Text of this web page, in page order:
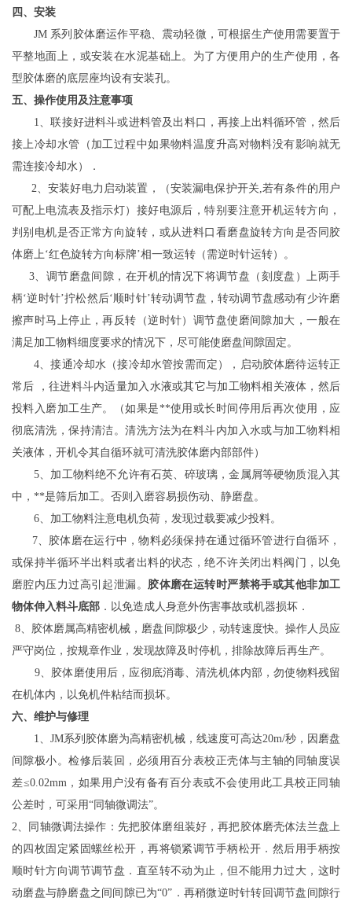
四、安装
JM 系列胶体磨运作平稳、震动轻微，可根据生产使用需要置于
平整地面上，或安装在水泥基础上。为了方便用户的生产使用，各
型胶体磨的底层座均设有安装孔。
五、操作使用及注意事项
1、联接好进料斗或进料管及出料口，再接上出料循环管，然后
接上冷却水管（加工过程中如果物料温度升高对物料没有影响就无
需连接冷却水）．
2、安装好电力启动装置，（安装漏电保护开关,若有条件的用户
可配上电流表及指示灯）接好电源后，特别要注意开机运转方向，
判别电机是否正常方向旋转，或从进料口看磨盘旋转方向是否同胶
体磨上‘红色旋转方向标牌’相一致运转（需逆时针运转）。
3、调节磨盘间隙，在开机的情况下将调节盘（刻度盘）上两手
柄‘逆时针’拧松然后‘顺时针’转动调节盘，转动调节盘感动有少许磨
擦声时马上停止，再反转（逆时针）调节盘使磨间隙加大，一般在
满足加工物料细度要求的情况下，尽可能使磨盘间隙固定。
4、接通冷却水（接冷却水管按需而定），启动胶体磨待运转正
常后 ，往进料斗内适量加入水液或其它与加工物料相关液体，然后
投料入磨加工生产。（如果是**使用或长时间停用后再次使用，应
彻底清洗，保持清洁。清洗方法为在料斗内加入水或与加工物料相
关液体，开机令其自循环就可清洗胶体磨内部部件）
5、加工物料绝不允许有石英、碎玻璃，金属屑等硬物质混入其
中，**是筛后加工。否则入磨容易损伤动、静磨盘。
6、加工物料注意电机负荷，发现过载要减少投料。
7、胶体磨在运行中，物料必须保持在通过循环管进行自循环，
或保持半循环半出料或者出料的状态，绝不许关闭出料阀门，以免
磨腔内压力过高引起泄漏。 胶体磨在运转时严禁将手或其他非加工
物体伸入料斗底部 ．以免造成人身意外伤害事故或机器损坏．
8、胶体磨属高精密机械，磨盘间隙极少，动转速度快。操作人员应
严守岗位，按规章作业，发现故障及时停机，排除故障后再生产。
9、胶体磨使用后，应彻底消毒、清洗机体内部，勿使物料残留
在机体内，以免机件粘结而损坏。
六、维护与修理
1、JM系列胶体磨为高精密机械，线速度可高达20m/秒，因磨盘
间隙极小。检修后装回，必须用百分表校正壳体与主轴的同轴度误
差≤0.02mm，如果用户没有备有百分表或不会使用此工具校正同轴
公差时，可采用“同轴微调法”。
2、同轴微调法操作：先把胶体磨组装好，再把胶体磨壳体法兰盘上
的四枚固定紧固螺丝松开，再将锁紧调节手柄松开．然后用手柄按
顺时针方向调节调节盘．直至转不动为止，但不能用力过大，这时
动磨盘与静磨盘之间间隙已为“0”．再稍微逆时针转回调节盘间隙行